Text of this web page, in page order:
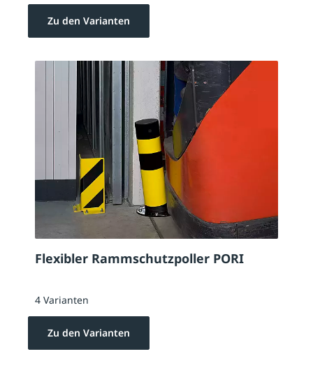
Zu den Varianten
Flexibler Rammschutzpoller PORI
4 Varianten
Zu den Varianten